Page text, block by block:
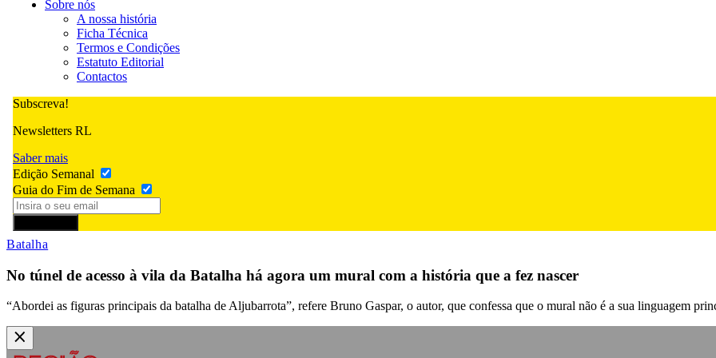
Sobre nós
A nossa história
Ficha Técnica
Termos e Condições
Estatuto Editorial
Contactos
Subscreva!
Newsletters RL
Saber mais
Edição Semanal
Guia do Fim de Semana
Batalha
No túnel de acesso à vila da Batalha há agora um mural com a história que a fez nascer
“Abordei as figuras principais da batalha de Aljubarrota”, refere Bruno Gaspar, o autor, que confessa que o mural não é a sua linguagem